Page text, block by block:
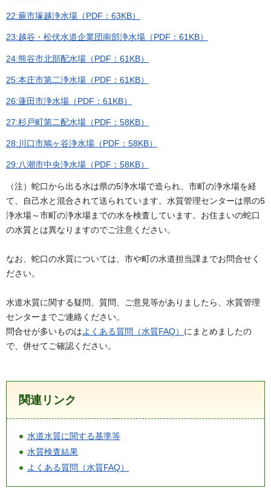
22:蕨市塚越浄水場（PDF：63KB）
23:越谷・松伏水道企業団南部浄水場（PDF：61KB）
24:熊谷市北部配水場（PDF：61KB）
25:本庄市第二浄水場（PDF：61KB）
26:蓮田市浄水場（PDF：61KB）
27:杉戸町第二配水場（PDF：58KB）
28:川口市鳩ヶ谷浄水場（PDF：58KB）
29:八潮市中央浄水場（PDF：58KB）
（注）蛇口から出る水は県の5浄水場で造られ、市町の浄水場を経
て、自己水と混合されて送られています。水質管理センターは県の5
浄水場～市町の浄水場までの水を検査しています。お住まいの蛇口
の水質とは異なりますのでご注意ください。
なお、蛇口の水質については、市や町の水道担当課までお問合せく
ださい。
水道水質に関する疑問、質問、ご意見等がありましたら、水質管理
センターまでご連絡ください。
問合せが多いものはよくある質問（水質FAQ） にまとめましたの
で、併せてご確認ください。
関連リンク
水道水質に関する基準等
水質検査結果
よくある質問（水質FAQ）